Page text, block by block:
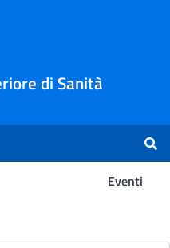
di Sanità
Eventi
-